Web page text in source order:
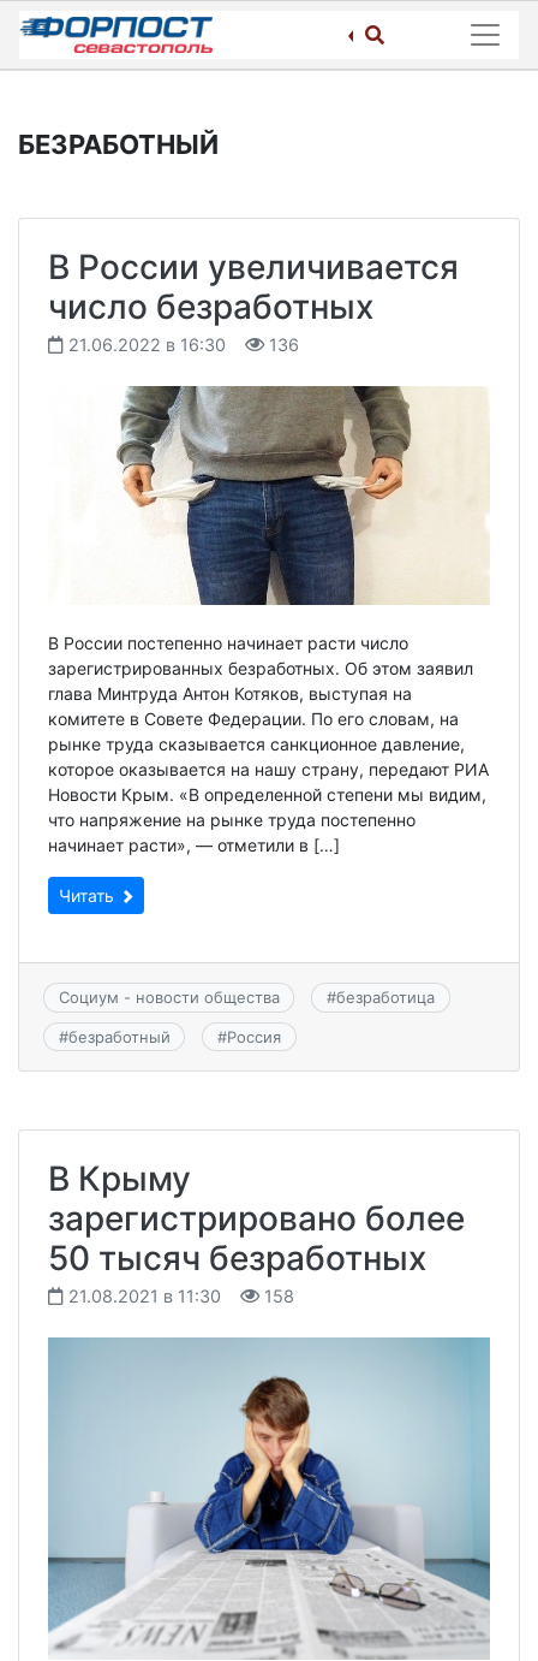
Skip
content
БЕЗРАБОТНЫЙ
В России увеличивается
число безработных
21.06.2022 в 16:30 136
В России постепенно начинает расти число
зарегистрированных безработных. Об этом заявил
глава Минтруда Антон Котяков, выступая на
комитете в Совете Федерации. По его словам, на
рынке труда сказывается санкционное давление,
которое оказывается на нашу страну, передают РИА
Новости Крым. «В определенной степени мы видим,
что напряжение на рынке труда постепенно
начинает расти», — отметили в […]
Читать
Социум - новости общества #безработица
#безработный #Россия
В Крыму
зарегистрировано более
50 тысяч безработных
21.08.2021 в 11:30 158